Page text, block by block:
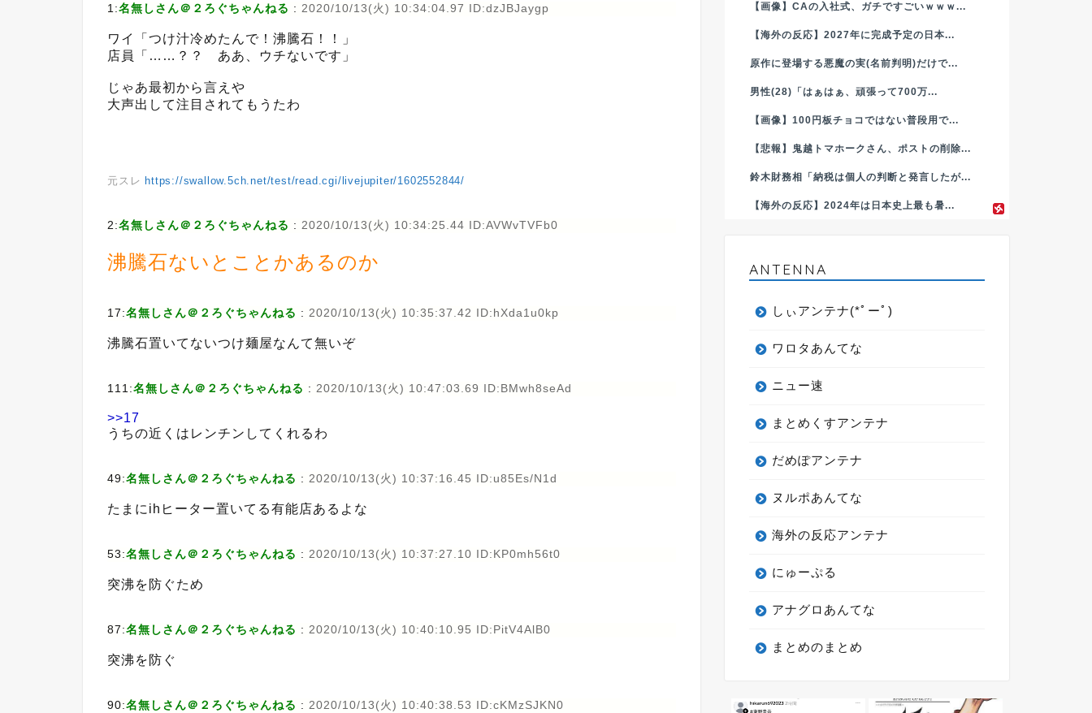
1:名無しさん＠２ろぐちゃんねる : 2020/10/13(火) 10:34:04.97 ID:dzJBJaygp
ワイ「つけ汁冷めたんで！沸騰石！！」
店員「……？？ ああ、ウチないです」
じゃあ最初から言えや
大声出して注目されてもうたわ
元スレ https://swallow.5ch.net/test/read.cgi/livejupiter/1602552844/
2:名無しさん＠２ろぐちゃんねる : 2020/10/13(火) 10:34:25.44 ID:AVWvTVFb0
沸騰石ないとことかあるのか
17:名無しさん＠２ろぐちゃんねる : 2020/10/13(火) 10:35:37.42 ID:hXda1u0kp
沸騰石置いてないつけ麺屋なんて無いぞ
111:名無しさん＠２ろぐちゃんねる : 2020/10/13(火) 10:47:03.69 ID:BMwh8seAd
>>17
うちの近くはレンチンしてくれるわ
49:名無しさん＠２ろぐちゃんねる : 2020/10/13(火) 10:37:16.45 ID:u85Es/N1d
たまにihヒーター置いてる有能店あるよな
53:名無しさん＠２ろぐちゃんねる : 2020/10/13(火) 10:37:27.10 ID:KP0mh56t0
突沸を防ぐため
87:名無しさん＠２ろぐちゃんねる : 2020/10/13(火) 10:40:10.95 ID:PitV4AlB0
突沸を防ぐ
90:名無しさん＠２ろぐちゃんねる : 2020/10/13(火) 10:40:38.53 ID:cKMzSJKN0
【画像】CAの入社式、ガチですごいｗｗｗ...
【海外の反応】2027年に完成予定の日本...
原作に登場する悪魔の実(名前判明)だけで...
男性(28)「はぁはぁ、頑張って700万...
【画像】100円板チョコではない普段用で...
【悲報】鬼越トマホークさん、ポストの削除...
鈴木財務相「納税は個人の判断と発言したが...
【海外の反応】2024年は日本史上最も暑...
ANTENNA
しぃアンテナ(*ﾟーﾟ)
ワロタあんてな
ニュー速
まとめくすアンテナ
だめぽアンテナ
ヌルポあんてな
海外の反応アンテナ
にゅーぷる
アナグロあんてな
まとめのまとめ